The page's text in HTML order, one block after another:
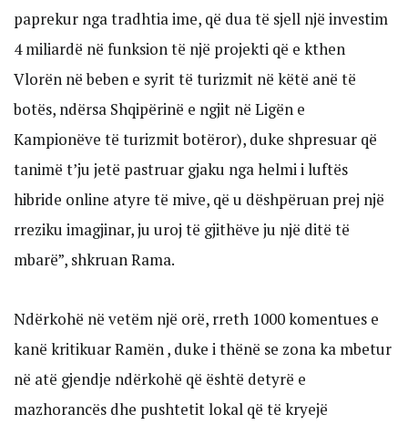
paprekur nga tradhtia ime, që dua të sjell një investim
4 miliardë në funksion të një projekti që e kthen
Vlorën në beben e syrit të turizmit në këtë anë të
botës, ndërsa Shqipërinë e ngjit në Ligën e
Kampionëve të turizmit botëror), duke shpresuar që
tanimë t’ju jetë pastruar gjaku nga helmi i luftës
hibride online atyre të mive, që u dëshpëruan prej një
rreziku imagjinar, ju uroj të gjithëve ju një ditë të
mbarë”, shkruan Rama.
Ndërkohë në vetëm një orë, rreth 1000 komentues e
kanë kritikuar Ramën , duke i thënë se zona ka mbetur
në atë gjendje ndërkohë që është detyrë e
mazhorancës dhe pushtetit lokal që të kryejë